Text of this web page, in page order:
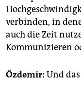
verbinden, in
auch die Zeit
Kommunizieren
Özdemir: Und